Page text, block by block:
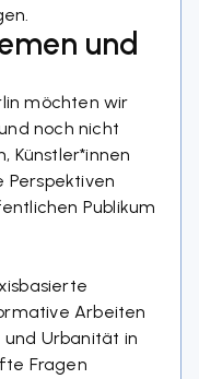
und
möchten wir
noch nicht
Künstler*innen
Perspektiven
Publikum
Arbeiten
und Urbanität in
Fragen